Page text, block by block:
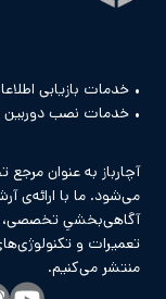
خدمات بازیابی
خدمات نصب دوربین
آچارباز به عنوان
می‌شود. ما با ارائه‌ی
آگاهی‌بخشیِ تخصصی،
تعمیرات و
منتشر می‌کنیم.